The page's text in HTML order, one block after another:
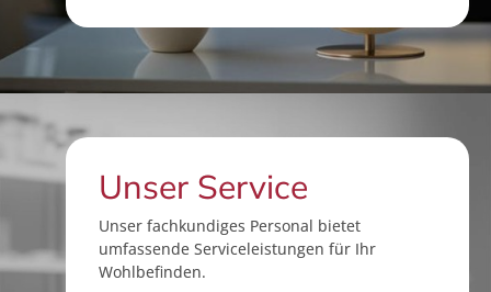
Unser Service
Unser fachkundiges Personal bietet
umfassende Serviceleistungen für Ihr
Wohlbefinden.